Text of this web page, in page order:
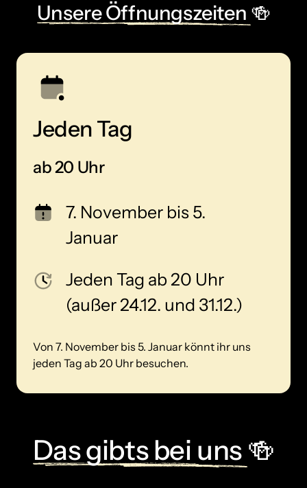
Unsere Öffnungszeiten 🍻
Jeden Tag
ab 20 Uhr
7. November bis 5.
Januar
Jeden Tag ab 20 Uhr
(außer 24.12. und 31.12.)
Von 7. November bis 5. Januar könnt ihr uns
jeden Tag ab 20 Uhr besuchen.
Das gibts bei uns 🍻